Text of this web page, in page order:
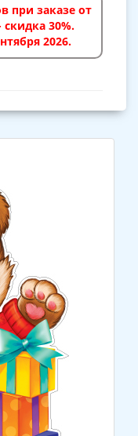
при заказе от
30%.
2026.